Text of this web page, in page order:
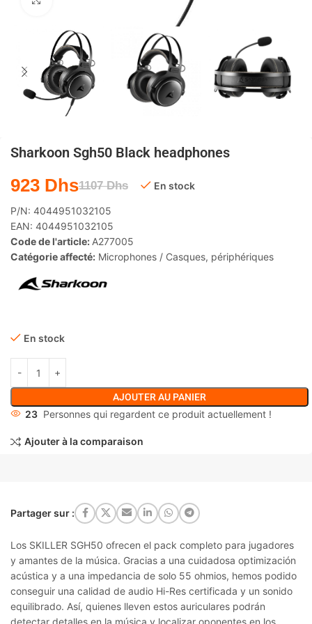
Sharkoon Sgh50 Black headphones
1107Dhs
923 Dhs En stock
P/N: 4044951032105
EAN: 4044951032105
Code de l'article: A277005
Catégorie affecté: Microphones / Casques, périphériques
En stock
AJOUTER AU PANIER
23 Personnes qui regardent ce produit actuellement !
Ajouter à la comparaison
Partager sur :
Los SKILLER SGH50 ofrecen el pack completo para jugadores
y amantes de la música. Gracias a una cuidadosa optimización
acústica y a una impedancia de solo 55 ohmios, hemos podido
conseguir una calidad de audio Hi-Res certificada y un sonido
equilibrado. Así, quienes lleven estos auriculares podrán
detectar detalles en la música y localizar oponentes en los